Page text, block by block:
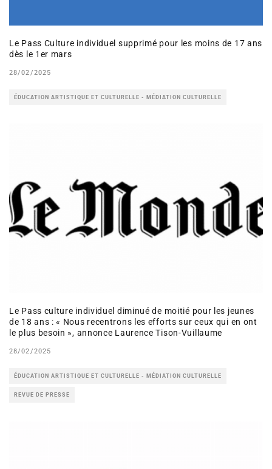
Le Pass Culture individuel supprimé pour les moins de 17 ans
dès le 1er mars
28/02/2025
ÉDUCATION ARTISTIQUE ET CULTURELLE - MÉDIATION CULTURELLE
Le Pass culture individuel diminué de moitié pour les jeunes
de 18 ans : « Nous recentrons les efforts sur ceux qui en ont
le plus besoin », annonce Laurence Tison-Vuillaume
28/02/2025
ÉDUCATION ARTISTIQUE ET CULTURELLE - MÉDIATION CULTURELLE
REVUE DE PRESSE